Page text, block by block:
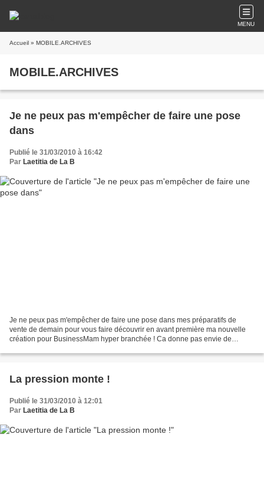
MENU
Accueil » MOBILE.ARCHIVES
MOBILE.ARCHIVES
Je ne peux pas m'empêcher de faire une pose
dans
Publié le 31/03/2010 à 16:42
Par Laetitia de La B
Je ne peux pas m'empêcher de faire une pose dans mes préparatifs de
vente de demain pour vous faire découvrir en avant première ma nouvelle
création pour BusinessMam hyper branchée ! Ca donne pas envie de
La pression monte !
Publié le 31/03/2010 à 12:01
Par Laetitia de La B